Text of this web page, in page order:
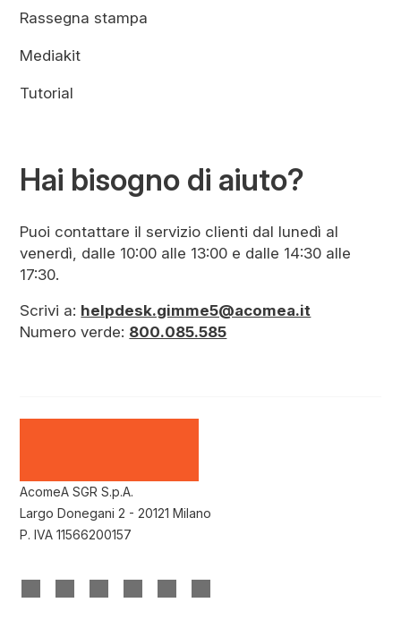
Rassegna stampa
Mediakit
Tutorial
Hai bisogno di aiuto?
Puoi contattare il servizio clienti dal lunedì al
venerdì, dalle 10:00 alle 13:00 e dalle 14:30 alle
17:30.
Scrivi a: helpdesk.gimme5@acomea.it
Numero verde: 800.085.585
AcomeA SGR S.p.A.
Largo Donegani 2 - 20121 Milano
P. IVA 11566200157
(si
apre
(si
apre
(si
apre
(si
apre
(si
apre
(si
apre